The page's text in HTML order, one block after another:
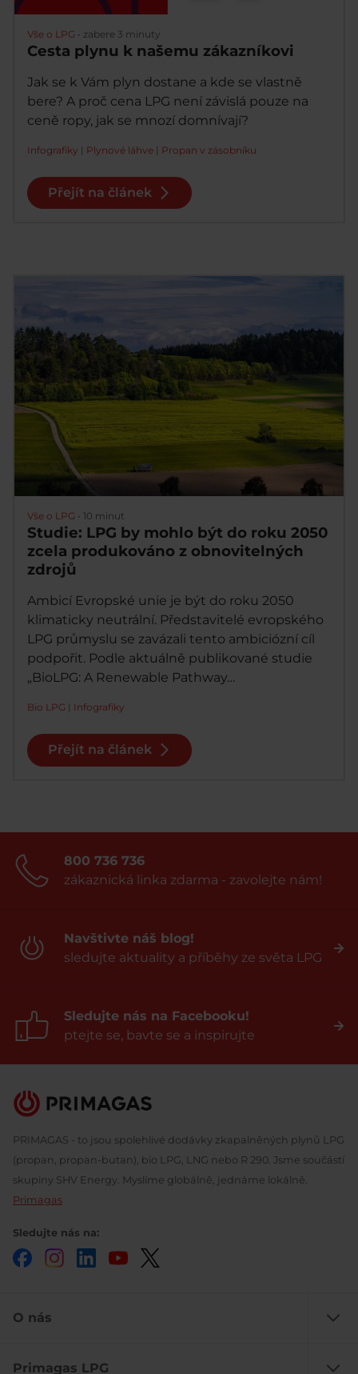
Vše o LPG • zabere 3 minuty
Cesta plynu k našemu zákazníkovi
Jak se k Vám plyn dostane a kde se vlastně
bere? A proč cena LPG není závislá pouze na
ceně ropy, jak se mnozí domnívají?
Infografiky | Plynové láhve | Propan v zásobníku
Přejít na článek
Vše o LPG • 10 minut
Studie: LPG by mohlo být do roku 2050
zcela produkováno z obnovitelných
zdrojů
Ambicí Evropské unie je být do roku 2050
klimaticky neutrální. Představitelé evropského
LPG průmyslu se zavázali tento ambiciózní cíl
podpořit. Podle aktuálně publikované studie
„BioLPG: A Renewable Pathway…
Bio LPG | Infografiky
Přejít na článek
800 736 736
zákaznická linka zdarma - zavolejte nám!
Navštivte náš blog!
sledujte aktuality a příběhy ze světa LPG
Sledujte nás na Facebooku!
ptejte se, bavte se a inspirujte
PRIMAGAS - to jsou spolehlivé dodávky zkapalněných plynů LPG
(propan, propan-butan), bio LPG, LNG nebo R 290. Jsme součástí
skupiny SHV Energy. Myslíme globálně, jednáme lokálně.
Primagas
Sledujte nás na:
FacebookInstagramLinkedInYouTube
O nás
Primagas LPG